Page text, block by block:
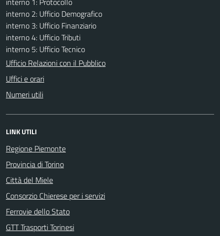
interno 2: Ufficio Demografico
interno 3: Ufficio Finanziario
interno 4: Ufficio Tributi
interno 5: Ufficio Tecnico
Ufficio Relazioni con il Pubblico
Uffici e orari
Numeri utili
LINK UTILI
Regione Piemonte
Provincia di Torino
Città del Miele
Consorzio Chierese per i servizi
Ferrovie dello Stato
GTT Trasporti Torinesi